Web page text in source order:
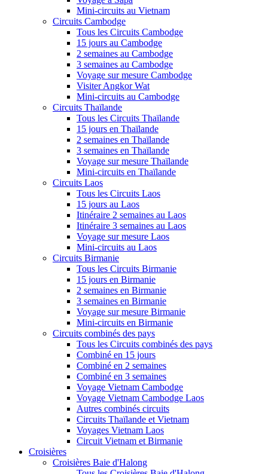
Mini-circuits au Vietnam
Circuits Cambodge
Tous les Circuits Cambodge
15 jours au Cambodge
2 semaines au Cambodge
3 semaines au Cambodge
Voyage sur mesure Cambodge
Visiter Angkor Wat
Mini-circuits au Cambodge
Circuits Thaïlande
Tous les Circuits Thaïlande
15 jours en Thaïlande
2 semaines en Thaïlande
3 semaines en Thaïlande
Voyage sur mesure Thaïlande
Mini-circuits en Thaïlande
Circuits Laos
Tous les Circuits Laos
15 jours au Laos
Itinéraire 2 semaines au Laos
Itinéraire 3 semaines au Laos
Voyage sur mesure Laos
Mini-circuits au Laos
Circuits Birmanie
Tous les Circuits Birmanie
15 jours en Birmanie
2 semaines en Birmanie
3 semaines en Birmanie
Voyage sur mesure Birmanie
Mini-circuits en Birmanie
Circuits combinés des pays
Tous les Circuits combinés des pays
Combiné en 15 jours
Combiné en 2 semaines
Combiné en 3 semaines
Voyage Vietnam Cambodge
Voyage Vietnam Cambodge Laos
Autres combinés circuits
Circuits Thaïlande et Vietnam
Voyages Vietnam Laos
Circuit Vietnam et Birmanie
Croisières
Croisières Baie d'Halong